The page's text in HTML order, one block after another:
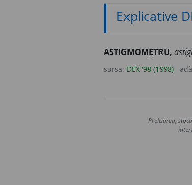
Explicative
ASTIGMOMETRU,
sursa: DEX '98 (1998)
Preluarea,